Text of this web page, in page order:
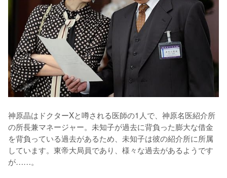
神原晶はドクターXと噂される医師の1人で、神原名医紹介所
の所長兼マネージャー。未知子が過去に背負った膨大な借金
を背負っている過去があるため、未知子は彼の紹介所に所属
しています。東帝大局員であり、様々な過去があるようです
が……。